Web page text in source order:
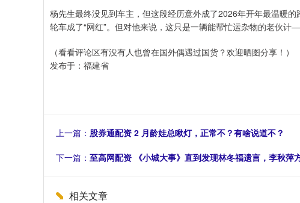
杨先生最终没见到车主，但这段经历意外成了2026年开年最温暖
轮车成了“网红”。但对他来说，这只是一辆能帮忙运杂物的老伙计
（看看评论区有没有人也曾在国外偶遇过国货？欢迎晒图分享！）
发布于：福建省
上一篇： 股券通配资 2 月龄娃总瞅灯，正常不？有啥说道不？
下一篇： 至高网配资 《小城大事》直到发现林冬福遗言，李秋萍
相关文章